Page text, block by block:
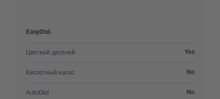
EasyDist.
Цветной дисплей
: Yes
Кислотный насос
: No
AutoDist
: No